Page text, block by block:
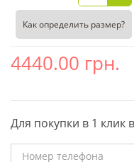
Как определить размер?
4440.00 грн.
Для покупки в 1 клик